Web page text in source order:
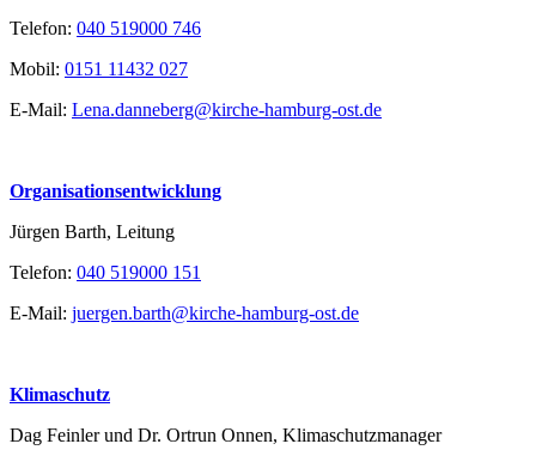
Telefon: 040 519000 746
Mobil: 0151 11432 027
E-Mail: Lena.danneberg@kirche-hamburg-ost.de
Organisationsentwicklung
Jürgen Barth, Leitung
Telefon: 040 519000 151
E-Mail: juergen.barth@kirche-hamburg-ost.de
Klimaschutz
Dag Feinler und Dr. Ortrun Onnen, Klimaschutzmanager